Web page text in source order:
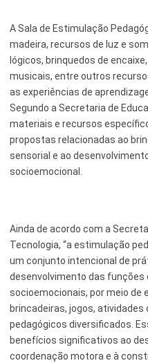
Tecnologia e Inovação
A Sala de Estimulação
madeira, recursos de luz e
lógicos, brinquedos de
musicais, entre outros
as experiências de
Segundo a Secretaria de
materiais e recursos
propostas relacionadas ao
sensorial e ao
socioemocional.
Ainda de acordo com a
Tecnologia, “a estimulação
um conjunto intencional de
desenvolvimento das
socioemocionais, por meio de
brincadeiras, jogos,
pedagógicos diversificados.
benefícios significativos ao
coordenação motora e à